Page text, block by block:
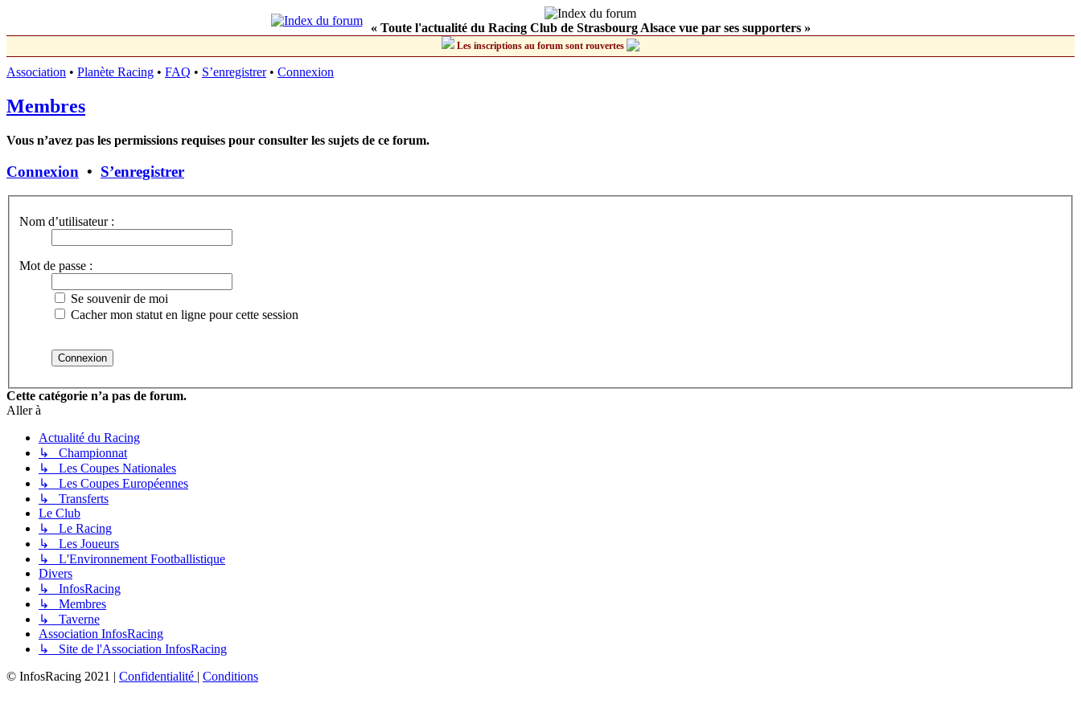
« Toute l'actualité du Racing Club de Strasbourg Alsace vue par ses supporters »
Les inscriptions au forum sont rouvertes
Association • Planète Racing • FAQ • S’enregistrer• Connexion
Membres
Vous n’avez pas les permissions requises pour consulter les sujets de ce forum.
Connexion • S’enregistrer
Nom d’utilisateur :
Mot de passe :
Se souvenir de moi
Cacher mon statut en ligne pour cette session
Cette catégorie n’a pas de forum.
Aller à
Actualité du Racing
↳ Championnat
↳ Les Coupes Nationales
↳ Les Coupes Européennes
↳ Transferts
Le Club
↳ Le Racing
↳ Les Joueurs
↳ L'Environnement Footballistique
Divers
↳ InfosRacing
↳ Membres
↳ Taverne
Association InfosRacing
↳ Site de l'Association InfosRacing
© InfosRacing 2021 | Confidentialité | Conditions